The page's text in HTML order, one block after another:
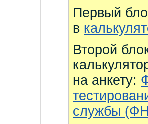
Первый
в
Второй
на анкету:
службы